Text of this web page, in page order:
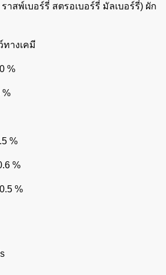
าสพ์เบอร์รี่ สตรอเบอร์รี่ มัลเบอร์รี่) ผัก
างเคมี
%
%
%
%
%